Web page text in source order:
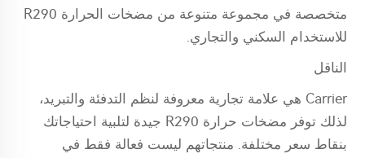
متخصصة في مجموعة متنوعة من مضخات الحرارة R290
للاستخدام السكني والتجاري.
الناقل
Carrier هي علامة تجارية معروفة لنظم التدفئة والتبريد،
لذلك توفر مضخات حرارة R290 جيدة لتلبية احتياجاتك
بنقاط سعر مختلفة. منتجاتهم ليست فعالة فقط في